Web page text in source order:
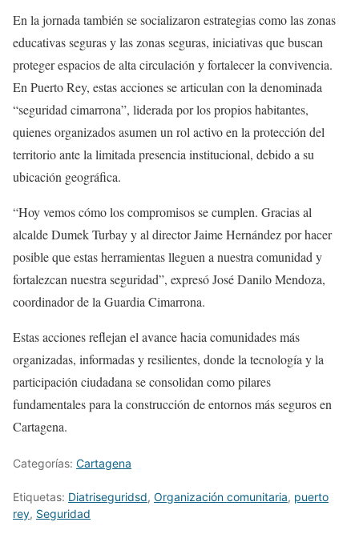
En la jornada también se socializaron estrategias como las zonas
educativas seguras y las zonas seguras, iniciativas que buscan
proteger espacios de alta circulación y fortalecer la convivencia.
En Puerto Rey, estas acciones se articulan con la denominada
“seguridad cimarrona”, liderada por los propios habitantes,
quienes organizados asumen un rol activo en la protección del
territorio ante la limitada presencia institucional, debido a su
ubicación geográfica.
“Hoy vemos cómo los compromisos se cumplen. Gracias al
alcalde Dumek Turbay y al director Jaime Hernández por hacer
posible que estas herramientas lleguen a nuestra comunidad y
fortalezcan nuestra seguridad”, expresó José Danilo Mendoza,
coordinador de la Guardia Cimarrona.
Estas acciones reflejan el avance hacia comunidades más
organizadas, informadas y resilientes, donde la tecnología y la
participación ciudadana se consolidan como pilares
fundamentales para la construcción de entornos más seguros en
Cartagena.
Categorías: Cartagena
Etiquetas: Diatriseguridsd, Organización comunitaria, puerto
rey, Seguridad